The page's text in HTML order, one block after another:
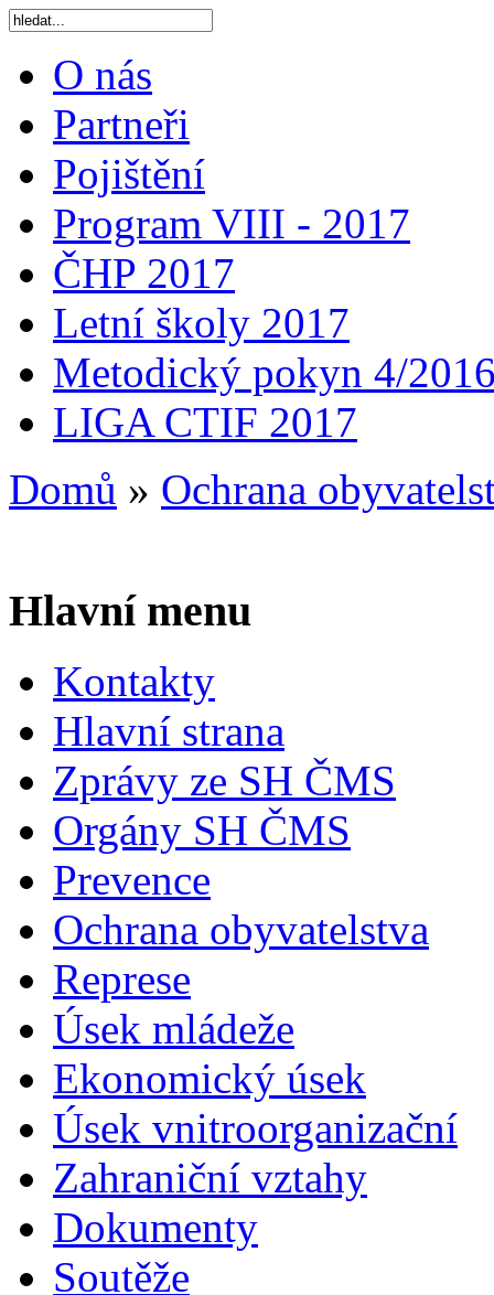
O nás
Partneři
Pojištění
Program VIII - 2017
ČHP 2017
Letní školy 2017
Metodický pokyn 4/
LIGA CTIF 2017
Domů » Ochrana
Hlavní menu
Kontakty
Hlavní strana
Zprávy ze SH ČMS
Orgány SH ČMS
Prevence
Ochrana obyvatelstva
Represe
Úsek mládeže
Ekonomický úsek
Úsek vnitroorganizační
Zahraniční vztahy
Dokumenty
Soutěže